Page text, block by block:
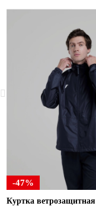
-47%
Куртка ветрозащитная